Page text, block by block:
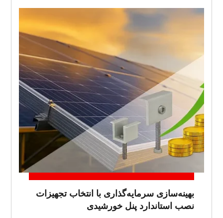
بهینه‌سازی سرمایه‌گذاری با انتخاب تجهیزات
نصب استاندارد پنل خورشیدی